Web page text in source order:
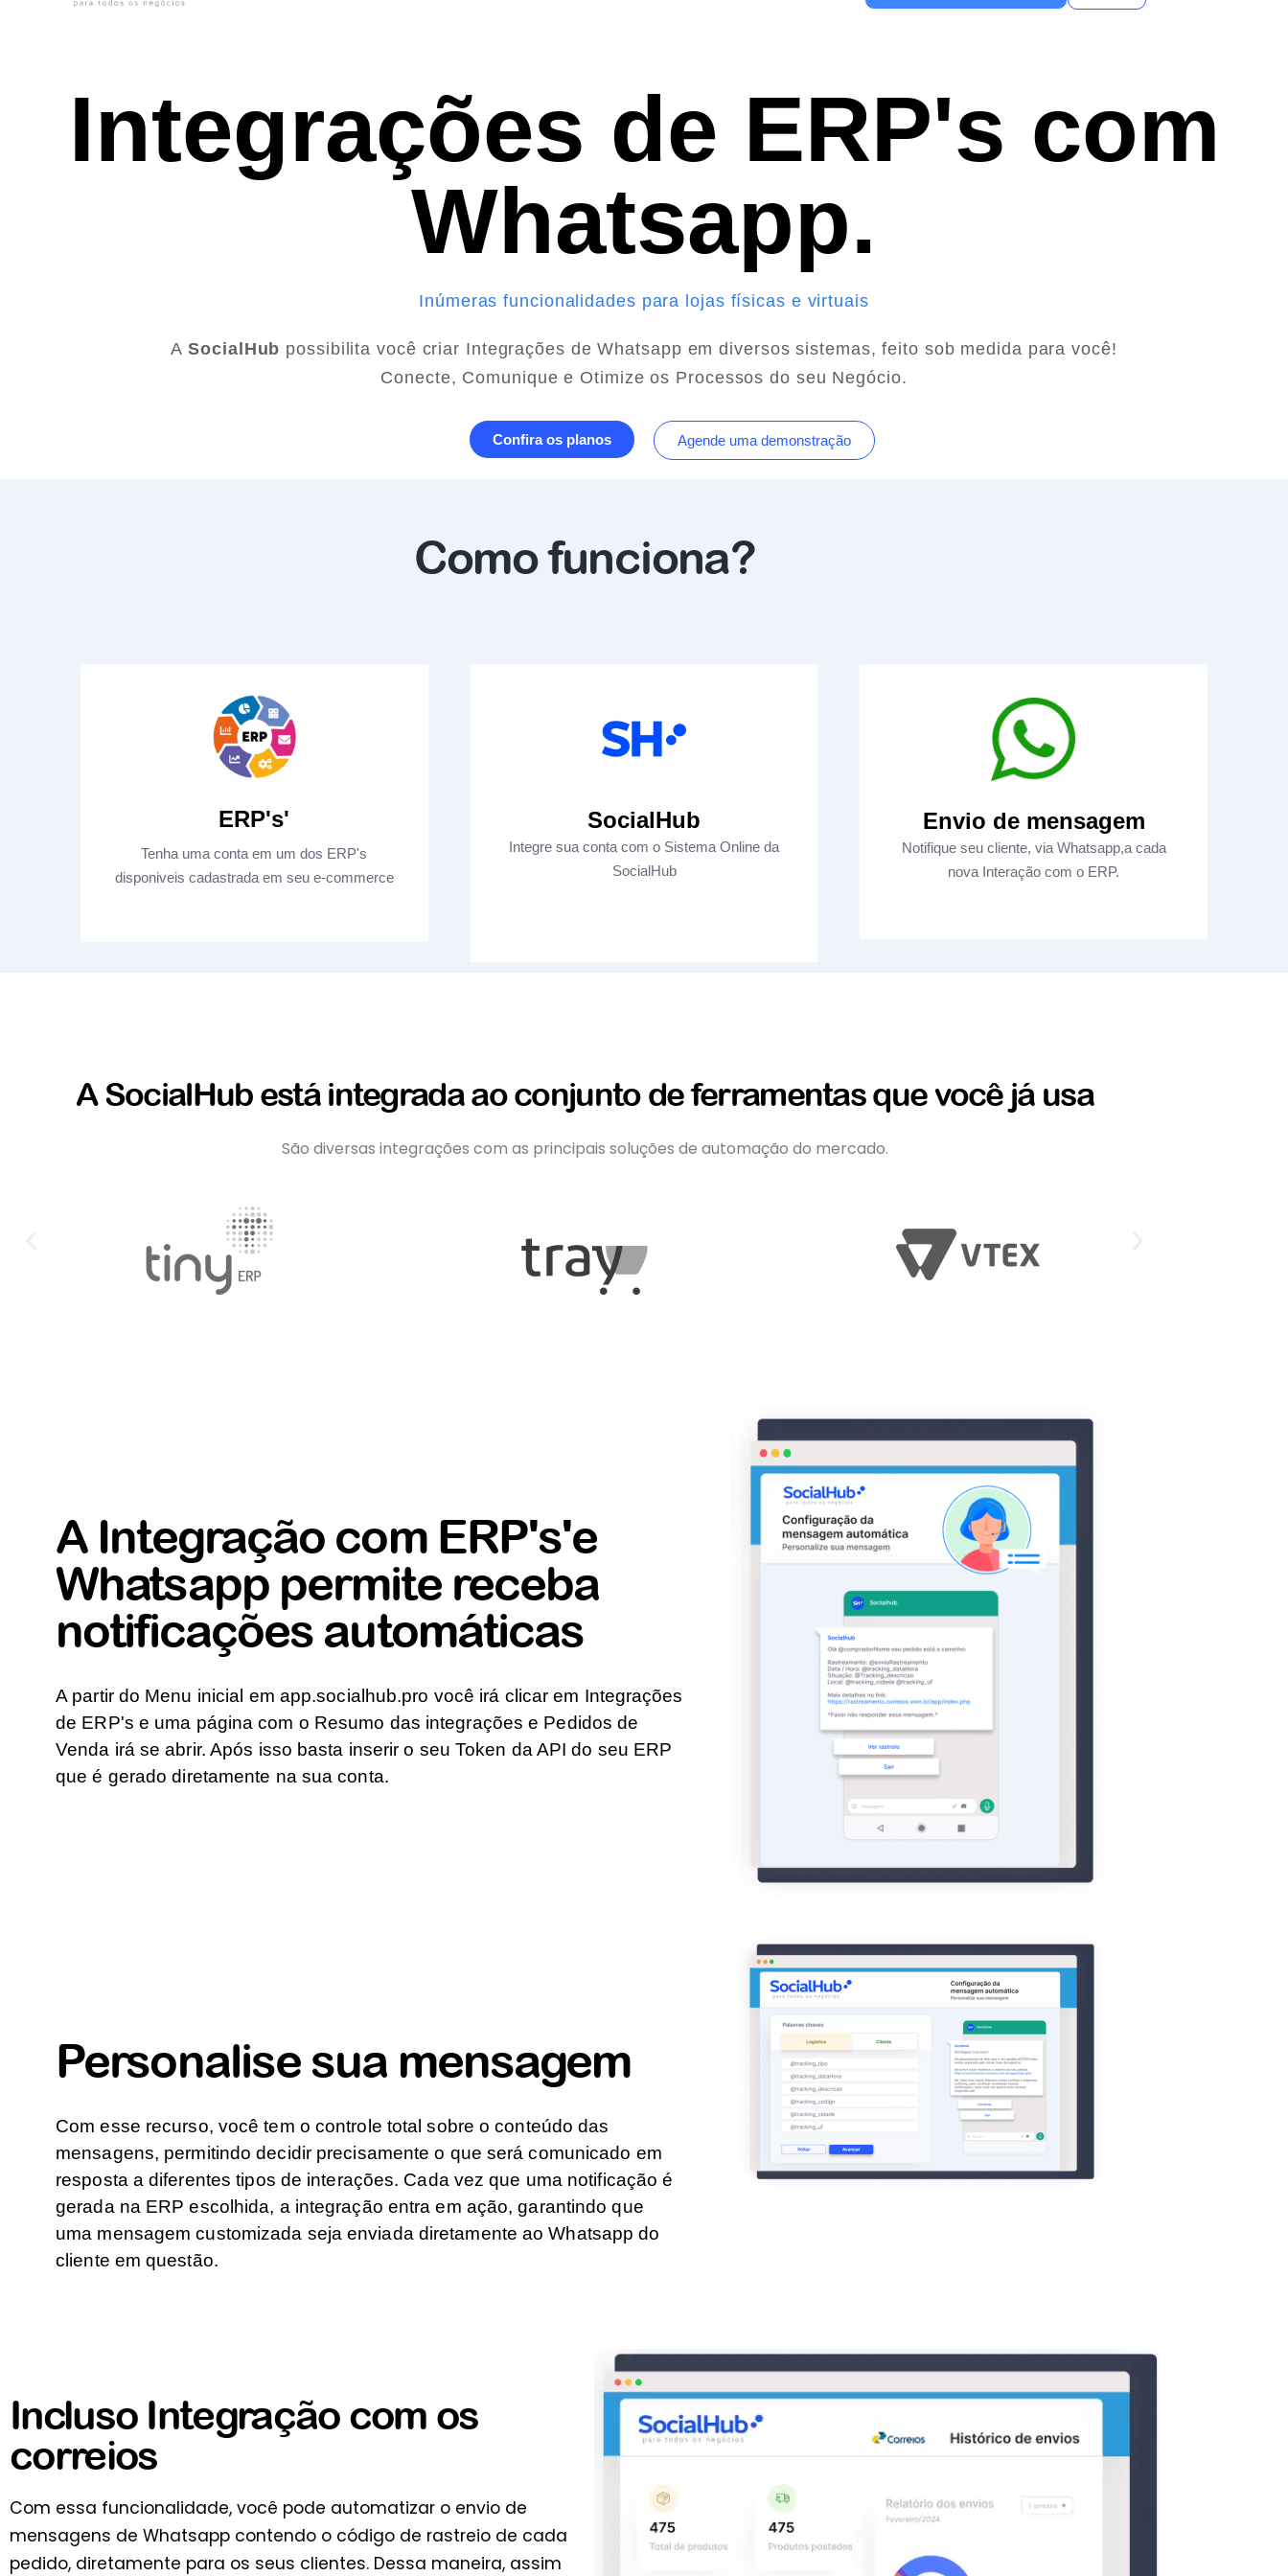
Integrações de ERP's com
Whatsapp.
Inúmeras funcionalidades para lojas físicas e virtuais
ASocialHub possibilita você criar Integrações de Whatsapp em diversos sistemas, feito sob medida para você!
Conecte, Comunique e Otimize os Processos do seu Negócio.
Confira os planos Agende uma demonstração
Como funciona?
ERP's'
Tenha uma conta em um dos ERP's
disponiveis cadastrada em seu e-commerce
SocialHub
Integre sua conta com o Sistema Online da
SocialHub
Envio de mensagem
Notifique seu cliente, via Whatsapp,a cada
nova Interação com o ERP.
A SocialHub está integrada ao conjunto de ferramentas que você já usa
São diversas integrações com as principais soluções de automação do mercado.
A Integração com ERP's'e
Whatsapp permite receba
notificações automáticas
A partir do Menu inicial em app.socialhub.pro você irá clicar em Integrações
de ERP's e uma página com o Resumo das integrações e Pedidos de
Venda irá se abrir. Após isso basta inserir o seu Token da API do seu ERP
que é gerado diretamente na sua conta.
Personalise sua mensagem
Com esse recurso, você tem o controle total sobre o conteúdo das
mensagens, permitindo decidir precisamente o que será comunicado em
resposta a diferentes tipos de interações. Cada vez que uma notificação é
gerada na ERP escolhida, a integração entra em ação, garantindo que
uma mensagem customizada seja enviada diretamente ao Whatsapp do
cliente em questão.
Incluso Integração com os
correios
Com essa funcionalidade, você pode automatizar o envio de
mensagens de Whatsapp contendo o código de rastreio de cada
pedido, diretamente para os seus clientes. Dessa maneira, assim